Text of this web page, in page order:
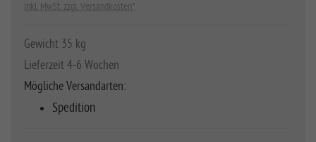
inkl. MwSt. zzgl. Versandkosten*
Gewicht 35 kg
Lieferzeit 4-6 Wochen
Mögliche Versandarten:
Spedition